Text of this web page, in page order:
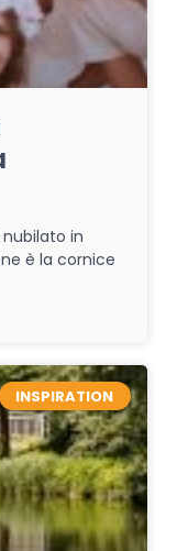
in
è la cornice
INSPIRATION